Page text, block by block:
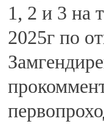
1, 2 и 3 на
2025г по